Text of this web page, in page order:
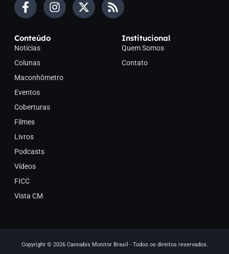
Conteúdo
Notícias
Colunas
Maconhômetro
Eventos
Coberturas
Filmes
Livros
Podcasts
Vídeos
FICC
Vista CM
Institucional
Quem Somos
Contato
Copyright © 2026 Cannabis Monitor Brasil - Todos os direitos reservados.